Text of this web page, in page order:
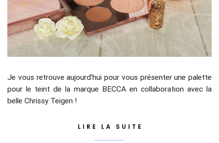
Je vous retrouve aujourd’hui pour vous présenter une palette
pour le teint de la marque BECCA en collaboration avec la
belle Chrissy Teigen !
LIRE LA SUITE